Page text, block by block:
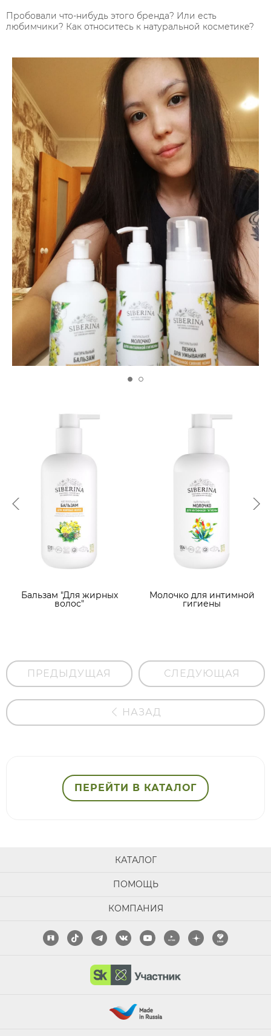
Пробовали что-нибудь этого бренда? Или есть
любимчики? Как относитесь к натуральной косметике?
Бальзам "Для жирных
волос"
Молочко для интимной
гигиены
ПРЕДЫДУЩАЯ СЛЕДУЮЩАЯ
НАЗАД
ПЕРЕЙТИ В КАТАЛОГ
КАТАЛОГ
ПОМОЩЬ
КОМПАНИЯ